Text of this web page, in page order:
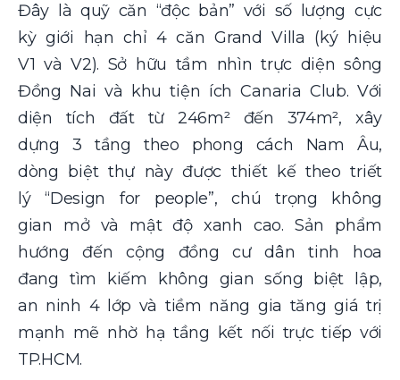
Đây là quỹ căn “độc bản” với số lượng cực
kỳ giới hạn chỉ 4 căn Grand Villa (ký hiệu
V1 và V2). Sở hữu tầm nhìn trực diện sông
Đồng Nai và khu tiện ích Canaria Club. Với
diện tích đất từ 246m² đến 374m², xây
dựng 3 tầng theo phong cách Nam Âu,
dòng biệt thự này được thiết kế theo triết
lý “Design for people”, chú trọng không
gian mở và mật độ xanh cao. Sản phẩm
hướng đến cộng đồng cư dân tinh hoa
đang tìm kiếm không gian sống biệt lập,
an ninh 4 lớp và tiềm năng gia tăng giá trị
mạnh mẽ nhờ hạ tầng kết nối trực tiếp với
TP.HCM.